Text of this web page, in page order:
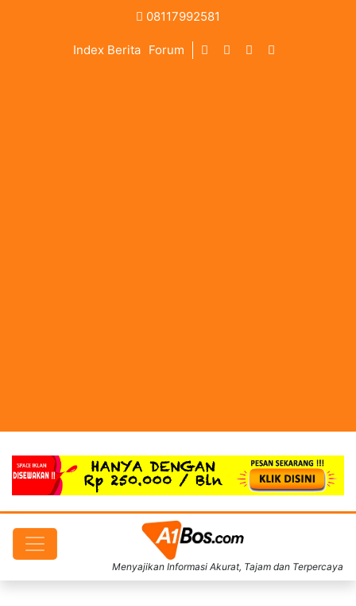
08117992581
Index Berita Forum
Menyajikan Informasi Akurat, Tajam dan Terpercaya